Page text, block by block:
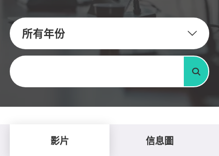
所有年份
關鍵字
搜尋
影片 信息圖